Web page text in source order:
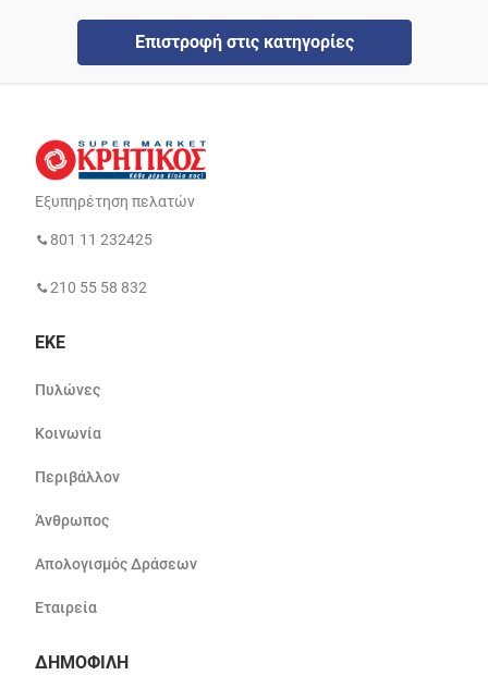
Επιστροφή στις κατηγορίες
Εξυπηρέτηση πελατών
801 11 232425
210 55 58 832
ΕΚΕ
Πυλώνες
Κοινωνία
Περιβάλλον
Άνθρωπος
Απολογισμός Δράσεων
Εταιρεία
ΔΗΜΟΦΙΛΗ